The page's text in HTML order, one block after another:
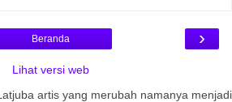
›
Beranda
Lihat versi web
artis yang merubah namanya menjadi